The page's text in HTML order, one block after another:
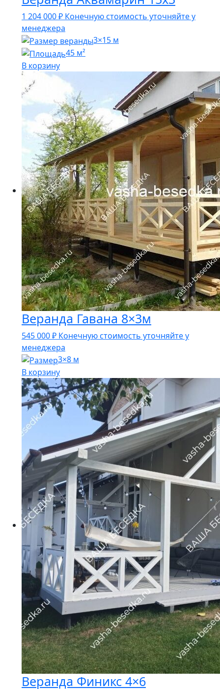
1 204 000₽ Конечную стоимость уточняйте у
менеджера
3×15 м
45 м²
В корзину
Веранда Гавана 8×3м
545 000₽ Конечную стоимость уточняйте у
менеджера
3×8 м
В корзину
Веранда Финикс 4×6